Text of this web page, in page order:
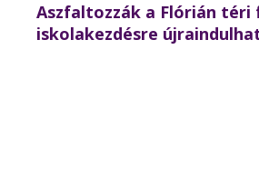
Aszfaltozzák a Flórián téri
iskolakezdésre